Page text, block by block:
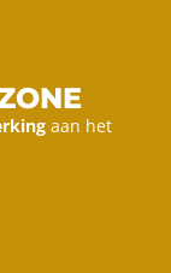
aan het